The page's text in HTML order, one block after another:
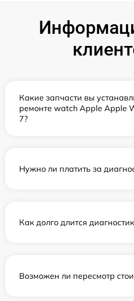
Какие запчасти вы
ремонте watch Apple Apple
7?
Нужно ли платить за
Как долго длится
Возможен ли пересмотр